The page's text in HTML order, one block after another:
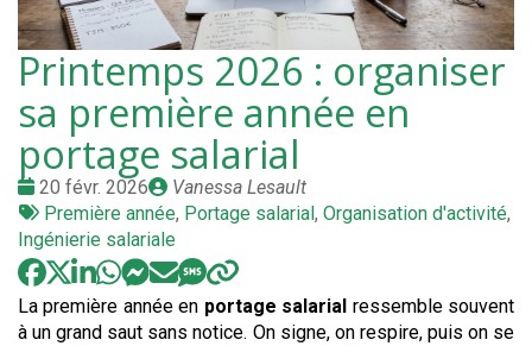
Printemps 2026 : organiser
sa première année en
portage salarial
Date
:
20 févr. 2026
Publié
par
Vanessa Lesault
Tags
:
Première année, Portage salarial, Organisation d'activité,
Ingénierie salariale
La première année en portage salarial ressemble souvent
à un grand saut sans notice. On signe, on respire, puis on se